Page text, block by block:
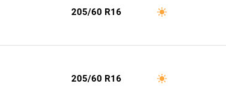
205/60 R16
205/60 R16